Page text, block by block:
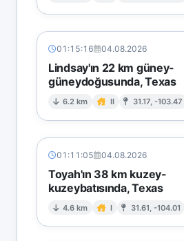
01:15:16 04.08.2026
Lindsay'ın 22 km güney-
güneydoğusunda, Texas
6.2 km II 31.17, -103.47
01:11:05 04.08.2026
Toyah'ın 38 km kuzey-
kuzeybatısında, Texas
4.6 km I 31.61, -104.01